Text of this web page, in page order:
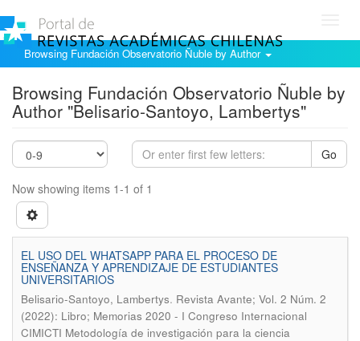
Browsing Fundación Observatorio Ñuble by Author
Browsing Fundación Observatorio Ñuble by
Author "Belisario-Santoyo, Lambertys"
Go
Now showing items 1-1 of 1
EL USO DEL WHATSAPP PARA EL PROCESO DE
ENSEÑANZA Y APRENDIZAJE DE ESTUDIANTES
UNIVERSITARIOS
Belisario-Santoyo, Lambertys. Revista Avante; Vol. 2 Núm. 2
(2022): Libro; Memorias 2020 - I Congreso Internacional
CIMICTI Metodología de investigación para la ciencia